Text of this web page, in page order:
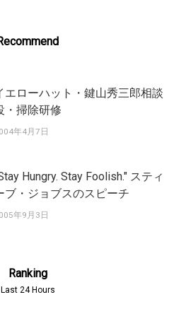
エローハット・鍵山秀三郎相談
・掃除研修
年4月7日
Hungry. Stay Foolish." スティ
ブ・ジョブスのスピーチ
年9月3日
Ranking
Last 24 Hours